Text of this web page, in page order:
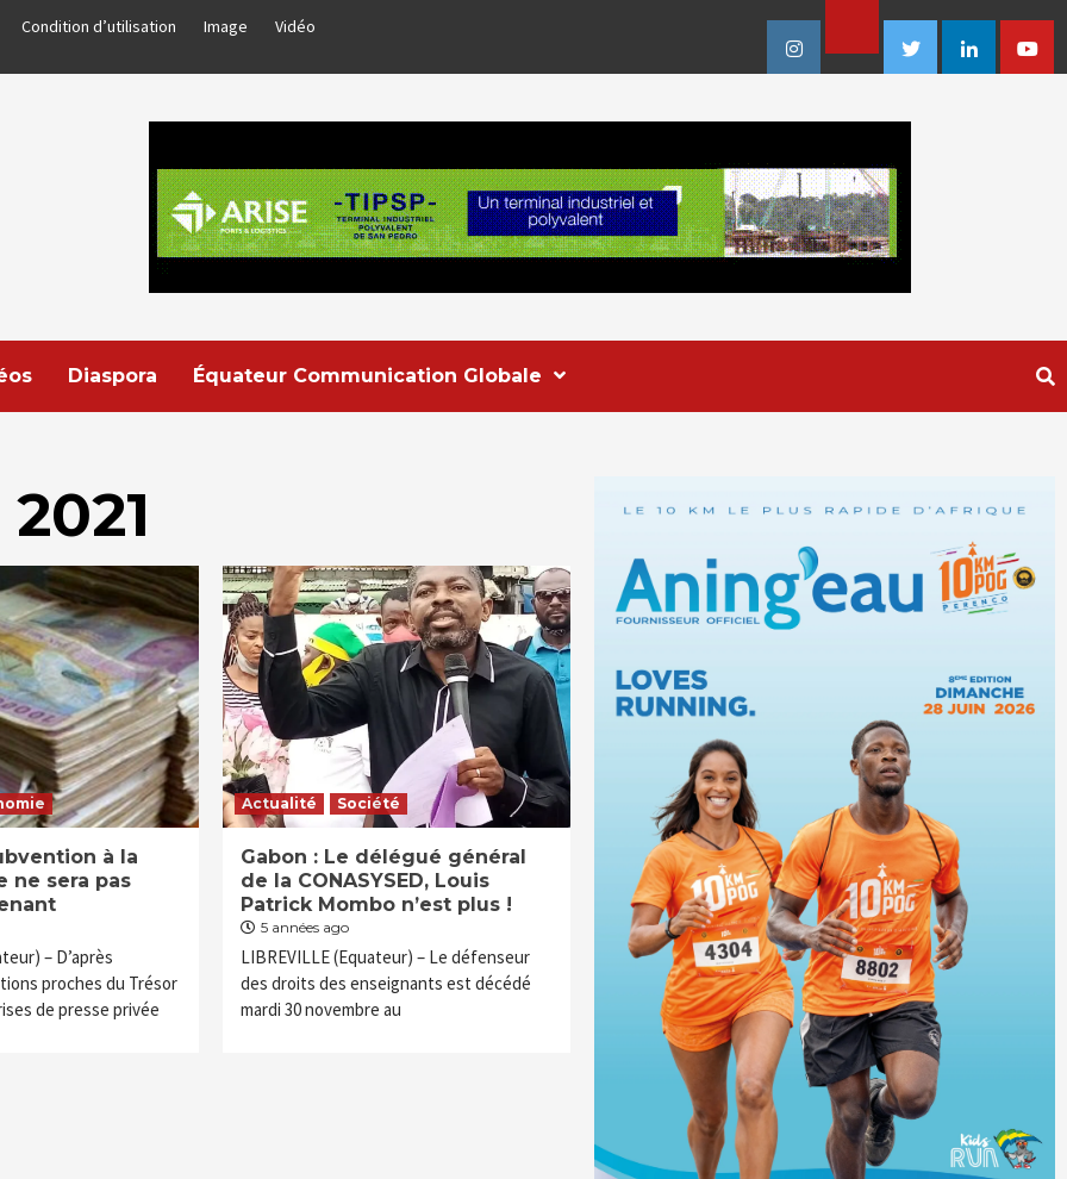
Condition d’utilisation Image Vidéo
Instagram
Facebook
TwitterLinkedin
Diaspora Équateur Communication Globale
à la
ne sera pas
– D’après
proches du Trésor
de presse privée
Actualité Société
Gabon : Le délégué général
de la CONASYSED, Louis
Patrick Mombo n’est plus !
5 années ago
LIBREVILLE (Equateur) – Le défenseur
des droits des enseignants est décédé
mardi 30 novembre au